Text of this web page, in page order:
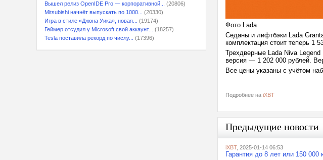
Вышел релиз OpenIDE Pro — корпоративной...
(20806)
Mitsubishi начнёт выпускать по 1000...
(20330)
Игра в стиле «Джона Уика», новая...
(19174)
Геймер отсудил у Microsoft свой аккаунт...
(18257)
Tesla поставила рекорд по числу...
(17396)
Фото Lada
Седаны и лифтбэки Lada
комплектация стоит теперь 1
Трехдверные Lada Niva
версия — 1 202 000 рублей.
Все цены указаны с учётом
Подробнее на iXBT
Предыдущие новости
iXBT, 2025-01-14 06:53
Гарантия до 8 лет или 150